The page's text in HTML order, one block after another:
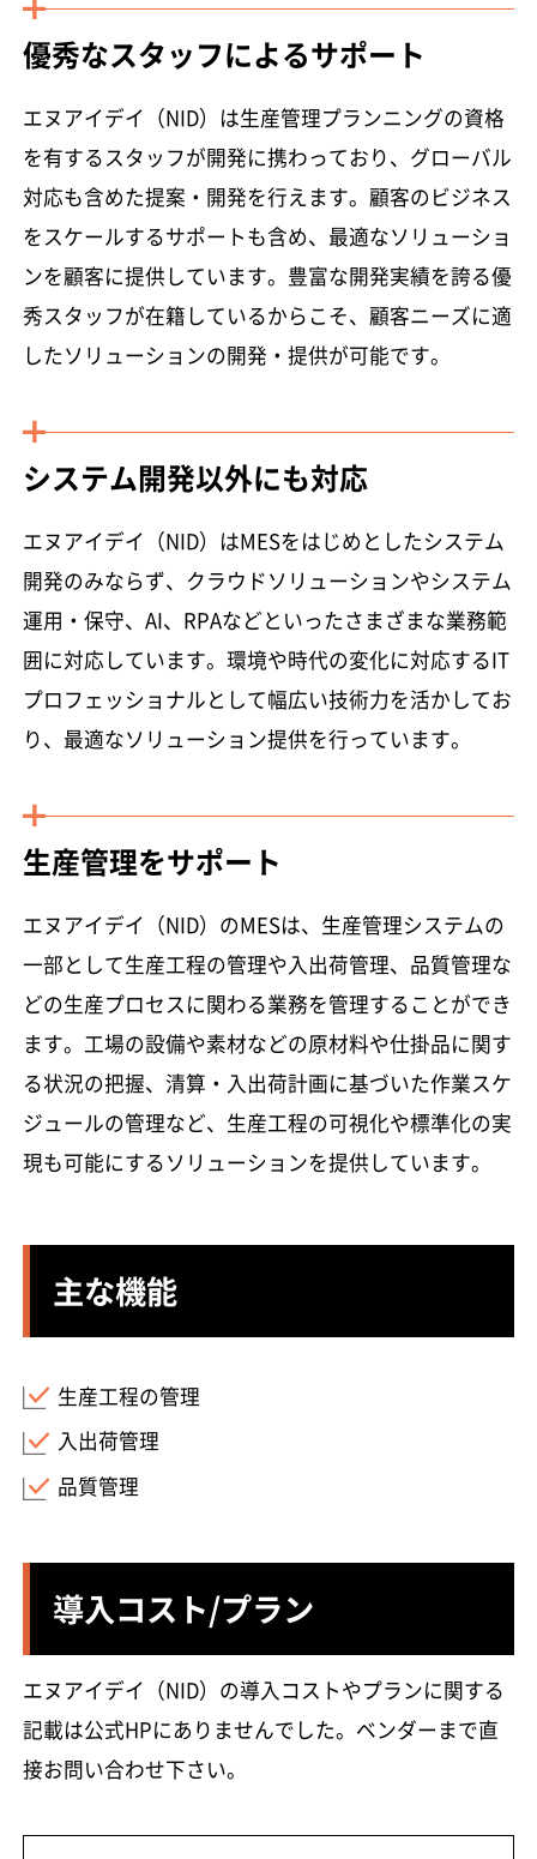
優秀なスタッフによるサポート
エヌアイデイ（NID）は生産管理プランニングの資格
を有するスタッフが開発に携わっており、グローバル
対応も含めた提案・開発を行えます。顧客のビジネス
をスケールするサポートも含め、最適なソリューショ
ンを顧客に提供しています。豊富な開発実績を誇る優
秀スタッフが在籍しているからこそ、顧客ニーズに適
したソリューションの開発・提供が可能です。
システム開発以外にも対応
エヌアイデイ（NID）はMESをはじめとしたシステム
開発のみならず、クラウドソリューションやシステム
運用・保守、AI、RPAなどといったさまざまな業務範
囲に対応しています。環境や時代の変化に対応するIT
プロフェッショナルとして幅広い技術力を活かしてお
り、最適なソリューション提供を行っています。
生産管理をサポート
エヌアイデイ（NID）のMESは、生産管理システムの
一部として生産工程の管理や入出荷管理、品質管理な
どの生産プロセスに関わる業務を管理することができ
ます。工場の設備や素材などの原材料や仕掛品に関す
る状況の把握、清算・入出荷計画に基づいた作業スケ
ジュールの管理など、生産工程の可視化や標準化の実
現も可能にするソリューションを提供しています。
主な機能
生産工程の管理
入出荷管理
品質管理
導入コスト/プラン
エヌアイデイ（NID）の導入コストやプランに関する
記載は公式HPにありませんでした。ベンダーまで直
接お問い合わせ下さい。